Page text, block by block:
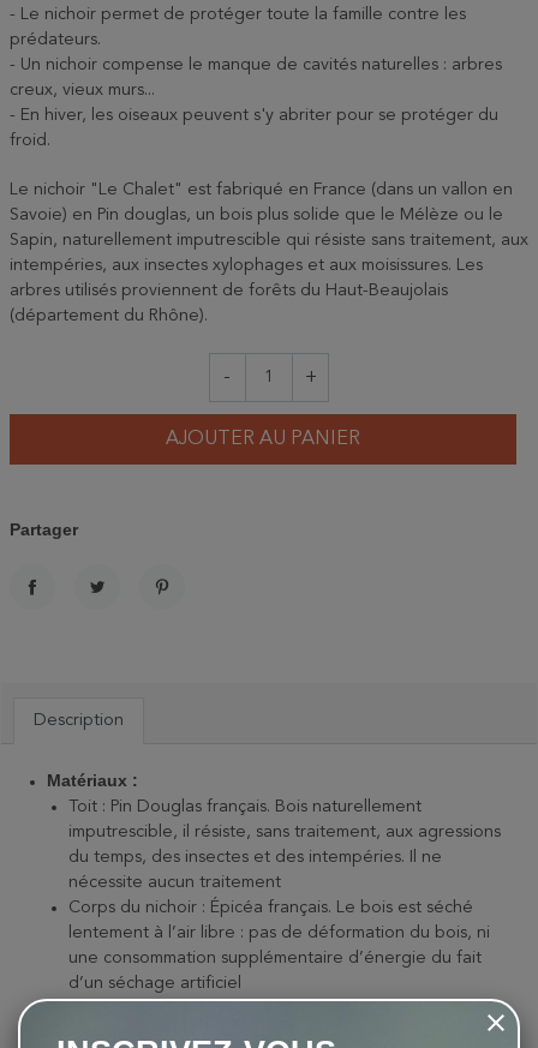
- Le nichoir permet de protéger toute la famille contre les
prédateurs.
- Un nichoir compense le manque de cavités naturelles : arbres
creux, vieux murs...
- En hiver, les oiseaux peuvent s'y abriter pour se protéger du
froid.
Le nichoir "Le Chalet" est fabriqué en France (dans un vallon en
Savoie) en Pin douglas, un bois plus solide que le Mélèze ou le
Sapin, naturellement imputrescible qui résiste sans traitement, aux
intempéries, aux insectes xylophages et aux moisissures. Les
arbres utilisés proviennent de forêts du Haut-Beaujolais
(département du Rhône).
- +
AJOUTER AU PANIER
Partager
Description
Matériaux :
Toit : Pin Douglas français. Bois naturellement
imputrescible, il résiste, sans traitement, aux agressions
du temps, des insectes et des intempéries. Il ne
nécessite aucun traitement
Corps du nichoir : Épicéa français. Le bois est séché
lentement à l’air libre : pas de déformation du bois, ni
une consommation supplémentaire d’énergie du fait
d’un séchage artificiel